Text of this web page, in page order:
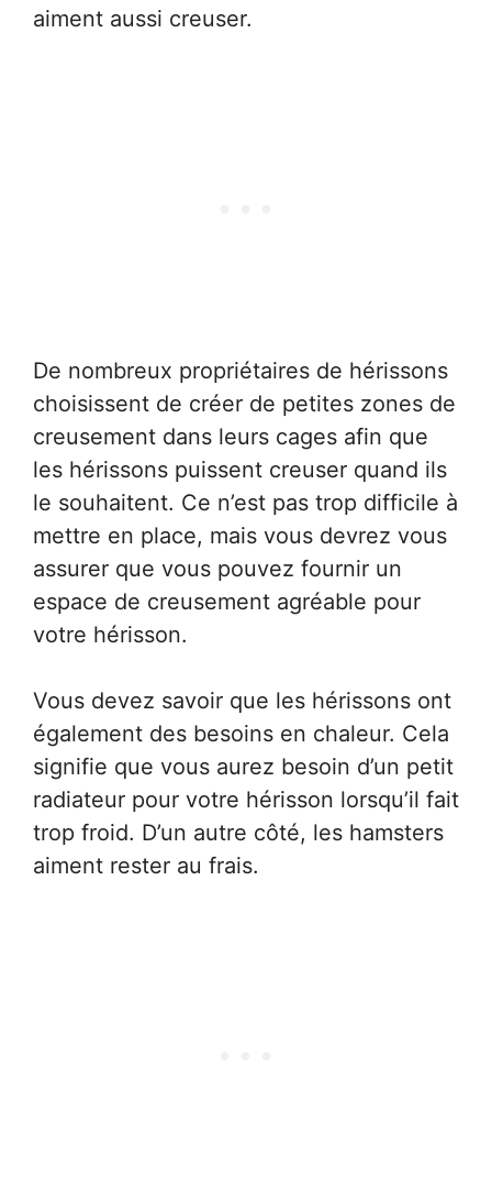
aiment aussi creuser.
De nombreux propriétaires de hérissons
choisissent de créer de petites zones de
creusement dans leurs cages afin que
les hérissons puissent creuser quand ils
le souhaitent. Ce n’est pas trop difficile à
mettre en place, mais vous devrez vous
assurer que vous pouvez fournir un
espace de creusement agréable pour
votre hérisson.
Vous devez savoir que les hérissons ont
également des besoins en chaleur. Cela
signifie que vous aurez besoin d’un petit
radiateur pour votre hérisson lorsqu’il fait
trop froid. D’un autre côté, les hamsters
aiment rester au frais.